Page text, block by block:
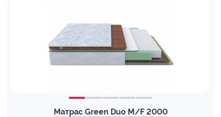
Матрас Green Duo M/F 2000